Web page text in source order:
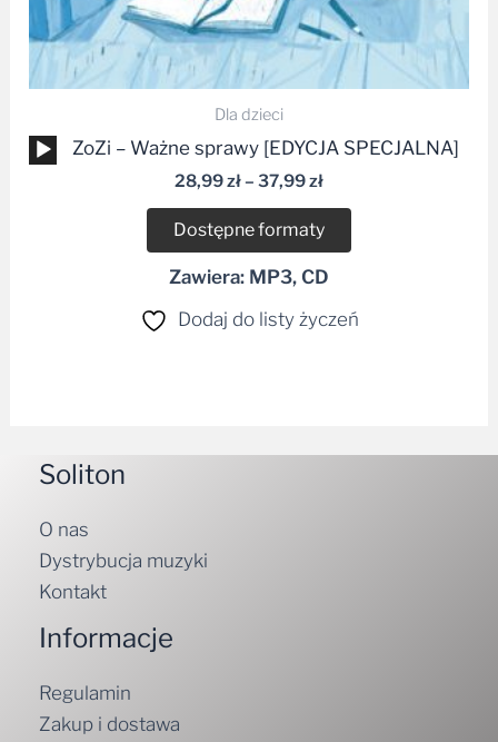
Dla dzieci
Odtwarzacz
plików
dźwiękowych
ZoZi – Ważne sprawy [EDYCJA SPECJALNA]
28,99zł– 37,99zł
Dostępne formaty
Zawiera: MP3, CD
Dodaj do listy życzeń
Soliton
O nas
Dystrybucja muzyki
Kontakt
Informacje
Regulamin
Zakup i dostawa